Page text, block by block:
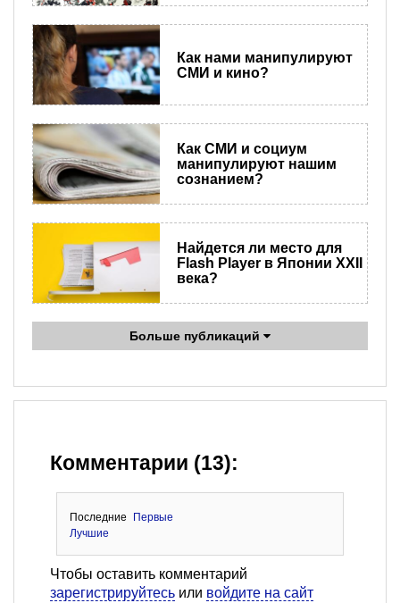
Как нами манипулируют
СМИ и кино?
Как СМИ и социум
манипулируют нашим
сознанием?
Найдется ли место для
Flash Player в Японии XXII
века?
Больше публикаций
Комментарии (13):
Последние
Первые
Лучшие
Чтобы оставить комментарий
зарегистрируйтесь или войдите на сайт